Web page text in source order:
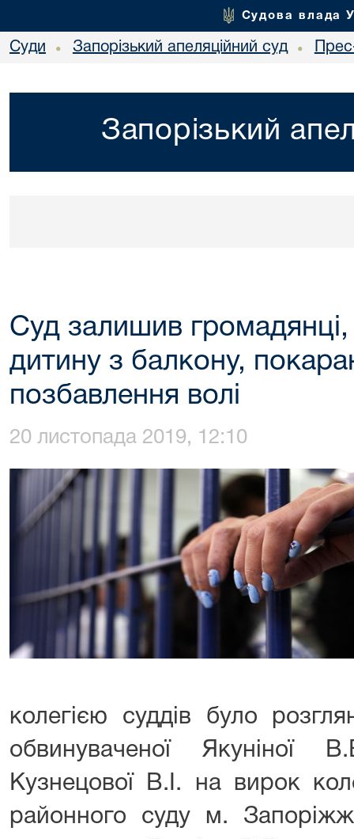
Судова влада
Суди • Запорізький апеляційний суд •
Запорізький
Суд залишив громадянці,
дитину з балкону,
позбавлення волі
20 листопада 2019, 12:10
колегією суддів було
обвинуваченої Якуніної
Кузнецової В.І. на вирок
районного суду м.